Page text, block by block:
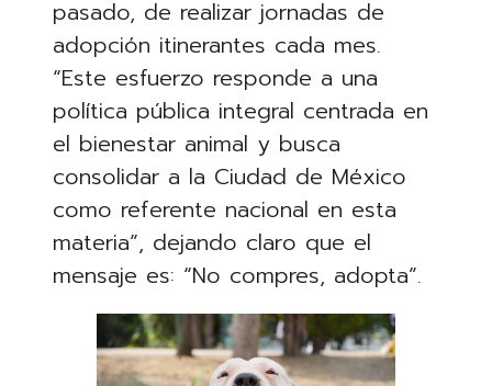
pasado, de realizar jornadas de
adopción itinerantes cada mes.
“Este esfuerzo responde a una
política pública integral centrada en
el bienestar animal y busca
consolidar a la Ciudad de México
como referente nacional en esta
materia”, dejando claro que el
mensaje es: “No compres, adopta”.